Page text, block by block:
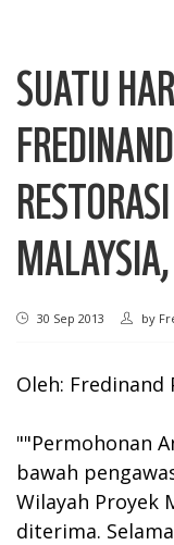
SUATU
30 Sep 2013 by
Oleh: Fredinand
""Permohonan
bawah
Wilayah Proyek
diterima.